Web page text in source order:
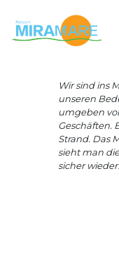
Wir sind ins
unseren
umgeben
Geschäften.
Strand. Das
sieht man
sicher wieder!